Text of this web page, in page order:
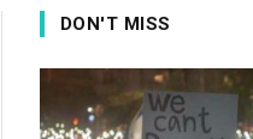
DON'T MISS